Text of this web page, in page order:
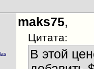
maks75,
Цитата:
В этой